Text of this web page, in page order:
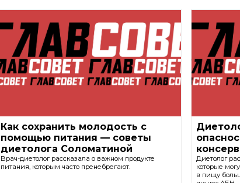
Как сохранить молодость с
помощью питания — советы
диетолога Соломатиной
Врач-диетолог рассказала о важном продукте
питания, которым часто пренебрегают.
Диетолог
которые
в пищу